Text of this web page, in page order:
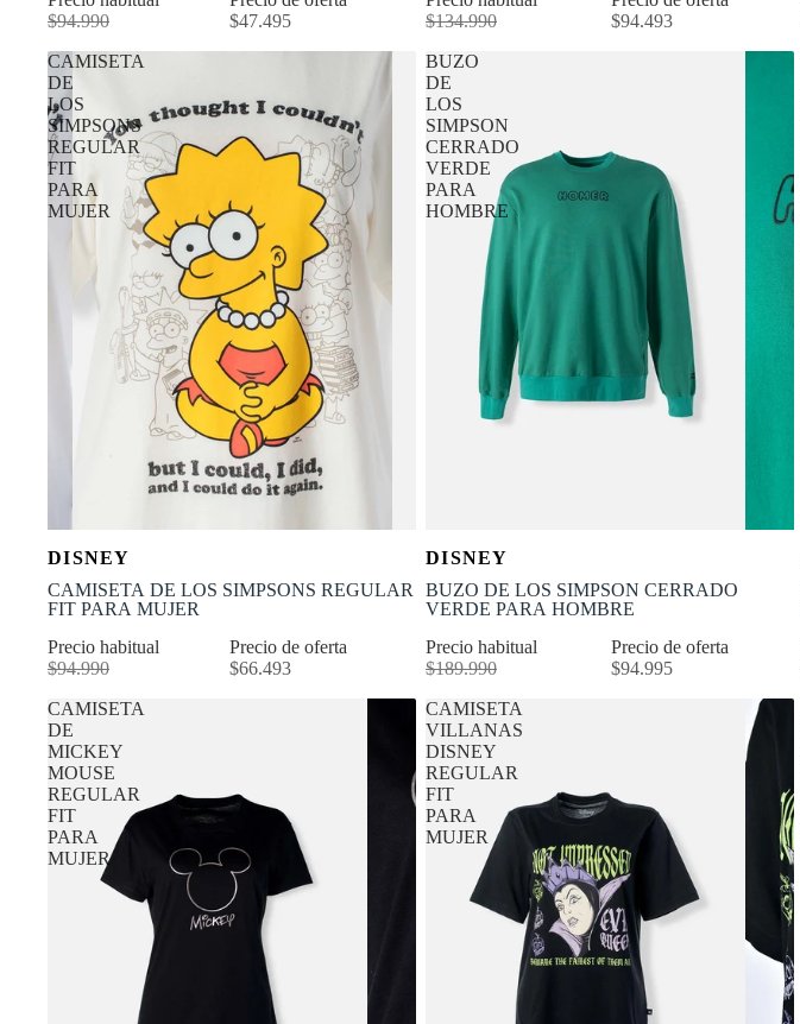
$47.495
$94.990
$94.493
$134.990
CAMISETA
DE
LOS
SIMPSONS
REGULAR
FIT
PARA
MUJER
-30% OFF
XS S M L XL
DISNEY
CAMISETA DE LOS SIMPSONS REGULAR
FIT PARA MUJER
Precio de oferta
$66.493
Precio habitual
$94.990
BUZO
DE
LOS
SIMPSON
CERRADO
VERDE
PARA
HOMBRE
-50% OFF
XS S M L XL
DISNEY
BUZO DE LOS SIMPSON CERRADO
VERDE PARA HOMBRE
Precio de oferta
$94.995
Precio habitual
$189.990
CAMISETA
DE
MICKEY
MOUSE
REGULAR
FIT
PARA
MUJER
CAMISETA
VILLANAS
DISNEY
REGULAR
FIT
PARA
MUJER